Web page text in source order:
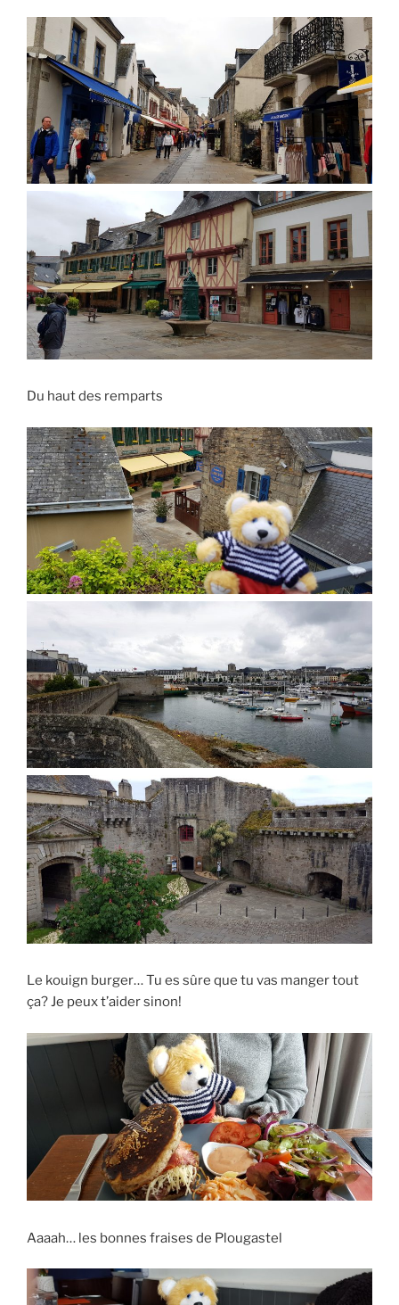
Du haut des remparts
Le kouign burger… Tu es sûre que tu vas manger tout
ça? Je peux t’aider sinon!
Aaaah… les bonnes fraises de Plougastel